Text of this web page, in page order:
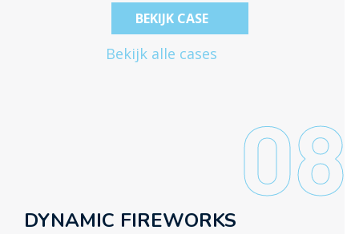
BEKIJK CASE
Bekijk alle cases
08
DYNAMIC FIREWORKS